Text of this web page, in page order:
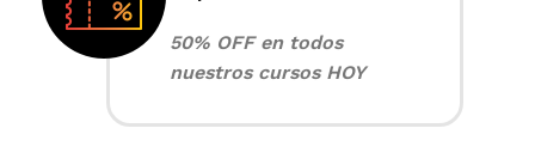
50% OFF en todos
nuestros cursos HOY